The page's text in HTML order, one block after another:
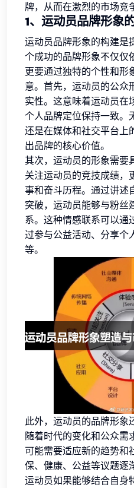
牌，从而在激烈的市场竞
1、运动员品牌形象
运动员品牌形象的构建是
个成功的品牌形象不仅仅
更要通过独特的个性和形
意。首先，运动员的公众
实性。这意味着运动员在
个人品牌定位保持一致。
还是在媒体和社交平台上
出品牌的核心价值。
其次，运动员的形象需要
关注运动员的竞技成绩，
事和奋斗历程。通过讲述
突破，运动员能够与粉丝
系。这种情感联系可以通
过参与公益活动、分享个
等。
此外，运动员的品牌形象
随着时代的变化和公众需
可能需要适应新的趋势和
保、健康、公益等议题逐
运动员如果能够结合自身